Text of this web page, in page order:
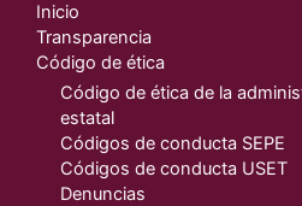
Inicio
Transparencia
Código de ética
Código de ética de la
estatal
Códigos de conducta SEPE
Códigos de conducta USET
Denuncias